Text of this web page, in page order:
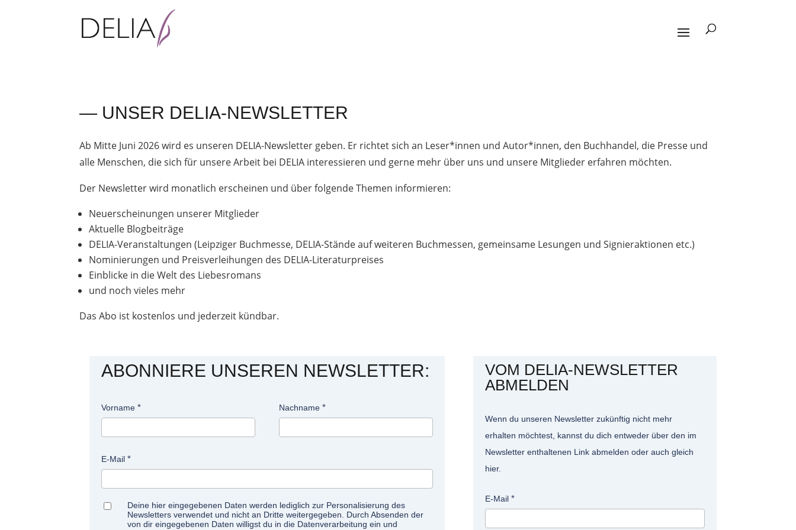
— UNSER DELIA-NEWSLETTER
Ab Mitte Juni 2026 wird es unseren DELIA-Newsletter geben. Er richtet sich an Leser*innen und Autor*innen, den Buchhandel, die Presse und
alle Menschen, die sich für unsere Arbeit bei DELIA interessieren und gerne mehr über uns und unsere Mitglieder erfahren möchten.
Der Newsletter wird monatlich erscheinen und über folgende Themen informieren:
Neuerscheinungen unserer Mitglieder
Aktuelle Blogbeiträge
DELIA-Veranstaltungen (Leipziger Buchmesse, DELIA-Stände auf weiteren Buchmessen, gemeinsame Lesungen und Signieraktionen etc.)
Nominierungen und Preisverleihungen des DELIA-Literaturpreises
Einblicke in die Welt des Liebesromans
und noch vieles mehr
Das Abo ist kostenlos und jederzeit kündbar.
ABONNIERE UNSEREN NEWSLETTER:
Vorname Nachname
E-Mail
Deine hier eingegebenen Daten werden lediglich zur Personalisierung des
Newsletters verwendet und nicht an Dritte weitergegeben. Durch Absenden der
von dir eingegebenen Daten willigst du in die Datenverarbeitung ein und
VOM DELIA-NEWSLETTER
ABMELDEN
Wenn du unseren Newsletter zukünftig nicht mehr
erhalten möchtest, kannst du dich entweder über den im
Newsletter enthaltenen Link abmelden oder auch gleich
hier.
E-Mail